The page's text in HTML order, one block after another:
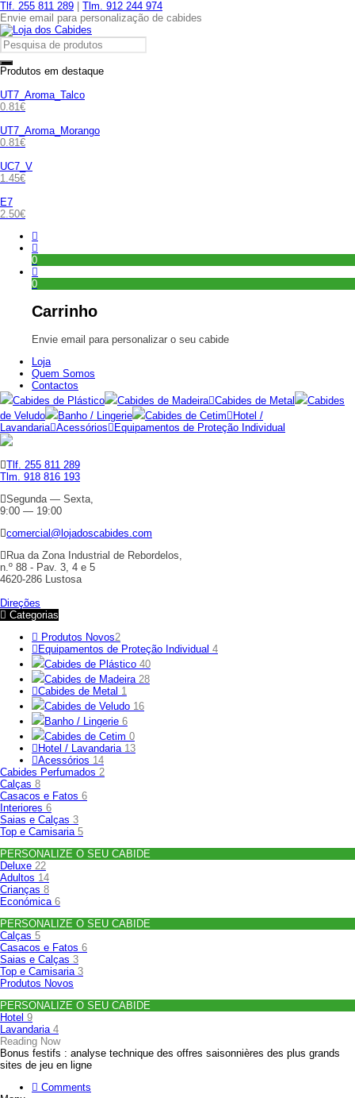
Tlf. 255 811 289
Tlm. 912 244 974
Envie email para personalização de cabides
Produtos em destaque
UT7_Aroma_Talco
0.81€
UT7_Aroma_Morango
0.81€
UC7_V
1.45€
E7
2.50€
0
0
Carrinho
Envie email para personalizar o seu cabide
Loja
Quem Somos
Contactos
Cabides de Plástico
Cabides de Madeira Cabides de Metal
Cabides
de Veludo
Banho / Lingerie Cabides de Cetim
Hotel /
Lavandaria Acessórios Equipamentos de Proteção Individual
Tlf. 255 811 289
Tlm. 918 816 193
Segunda — Sexta,
9:00 — 19:00
comercial@lojadoscabides.com
Rua da Zona Industrial de Rebordelos,
n.º 88 - Pav. 3, 4 e 5
4620-286 Lustosa
Direções
Categorias
Produtos Novos2
Equipamentos de Proteção Individual 4
Cabides de Plástico 40
Cabides de Madeira 28
Cabides de Metal 1
Cabides de Veludo 16
Banho / Lingerie 6
Cabides de Cetim 0
Hotel / Lavandaria 13
Acessórios 14
Cabides Perfumados 2
Calças 8
Casacos e Fatos 6
Interiores 6
Saias e Calças 3
Top e Camisaria 5
PERSONALIZE O SEU CABIDE
Deluxe 22
Adultos 14
Crianças 8
Económica 6
PERSONALIZE O SEU CABIDE
Calças 5
Casacos e Fatos 6
Saias e Calças 3
Top e Camisaria 3
Produtos Novos
PERSONALIZE O SEU CABIDE
Hotel 9
Lavandaria 4
Reading Now
Bonus festifs : analyse technique des offres saisonnières des plus grands
sites de jeu en ligne
Comments